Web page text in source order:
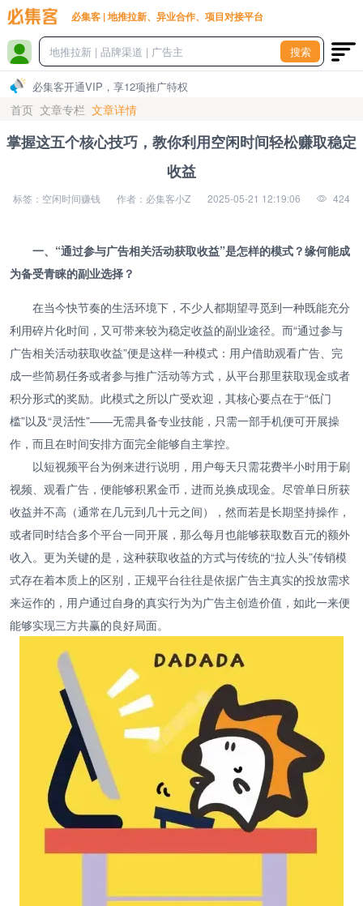
必集客 | 地推拉新、异业合作、项目对接平台
搜索
必集客开通VIP，享12项推广特权
首页 文章专栏 文章详情
掌握这五个核心技巧，教你利用空闲时间轻松赚取稳定
收益
标签：空闲时间赚钱 作者：必集客小Z 2025-05-21 12:19:06 424
一、“通过参与广告相关活动获取收益”是怎样的模式？缘何能成
为备受青睐的副业选择？
在当今快节奏的生活环境下，不少人都期望寻觅到一种既能充分
利用碎片化时间，又可带来较为稳定收益的副业途径。而“通过参与
广告相关活动获取收益”便是这样一种模式：用户借助观看广告、完
成一些简易任务或者参与推广活动等方式，从平台那里获取现金或者
积分形式的奖励。此模式之所以广受欢迎，其核心要点在于“低门
槛”以及“灵活性”——无需具备专业技能，只需一部手机便可开展操
作，而且在时间安排方面完全能够自主掌控。
以短视频平台为例来进行说明，用户每天只需花费半小时用于刷
视频、观看广告，便能够积累金币，进而兑换成现金。尽管单日所获
收益并不高（通常在几元到几十元之间），然而若是长期坚持操作，
或者同时结合多个平台一同开展，那么每月也能够获取数百元的额外
收入。更为关键的是，这种获取收益的方式与传统的“拉人头”传销模
式存在着本质上的区别，正规平台往往是依据广告主真实的投放需求
来运作的，用户通过自身的真实行为为广告主创造价值，如此一来便
能够实现三方共赢的良好局面。